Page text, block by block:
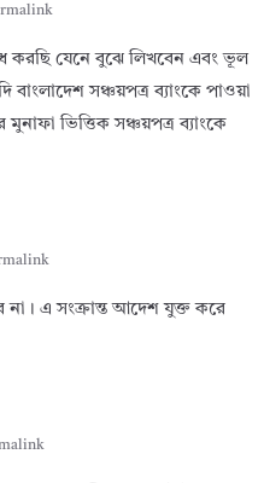
করছি যেনে বুঝে লিখবেন এবং ভূল
বাংলাদেশ সঞ্চয়পত্র ব্যাংকে পাওয়া
ভিত্তিক সঞ্চয়পত্র ব্যাংকে
না। এ সংক্রান্ত আদেশ যুক্ত করে